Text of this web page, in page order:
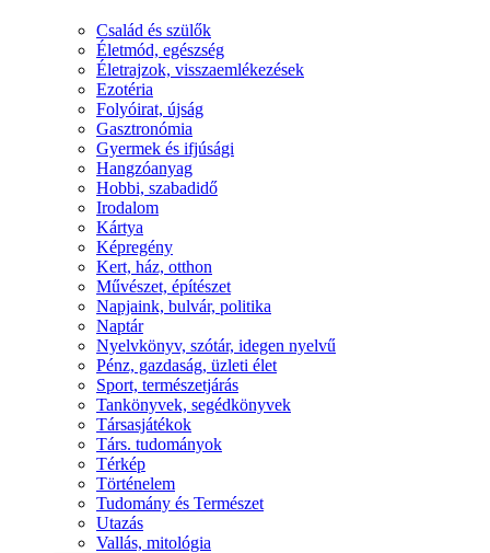
Család és szülők
Életmód, egészség
Életrajzok, visszaemlékezések
Ezotéria
Folyóirat, újság
Gasztronómia
Gyermek és ifjúsági
Hangzóanyag
Hobbi, szabadidő
Irodalom
Kártya
Képregény
Kert, ház, otthon
Művészet, építészet
Napjaink, bulvár, politika
Naptár
Nyelvkönyv, szótár, idegen nyelvű
Pénz, gazdaság, üzleti élet
Sport, természetjárás
Tankönyvek, segédkönyvek
Társasjátékok
Társ. tudományok
Térkép
Történelem
Tudomány és Természet
Utazás
Vallás, mitológia